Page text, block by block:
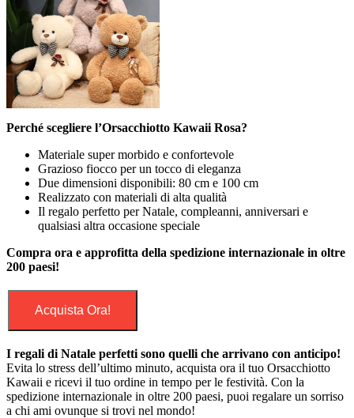
Perché scegliere l’Orsacchiotto Kawaii Rosa?
Materiale super morbido e confortevole
Grazioso fiocco per un tocco di eleganza
Due dimensioni disponibili: 80 cm e 100 cm
Realizzato con materiali di alta qualità
Il regalo perfetto per Natale, compleanni, anniversari e
qualsiasi altra occasione speciale
Compra ora e approfitta della spedizione internazionale in oltre
200 paesi!
Acquista Ora!
I regali di Natale perfetti sono quelli che arrivano con anticipo!
Evita lo stress dell’ultimo minuto, acquista ora il tuo Orsacchiotto
Kawaii e ricevi il tuo ordine in tempo per le festività. Con la
spedizione internazionale in oltre 200 paesi, puoi regalare un sorriso
a chi ami ovunque si trovi nel mondo!